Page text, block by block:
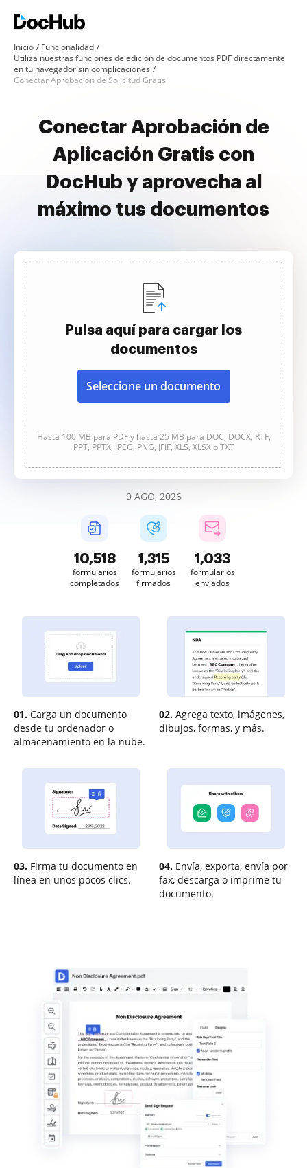
Inicio
Funcionalidad
Utiliza nuestras funciones de edición de documentos PDF directamente
en tu navegador sin complicaciones
Conectar Aprobación de Solicitud Gratis
Conectar Aprobación de
Aplicación Gratis con
DocHub y aprovecha al
máximo tus documentos
Pulsa aquí para cargar los
documentos
Seleccione un documento
Hasta 100 MB para PDF y hasta 25 MB para DOC, DOCX, RTF,
PPT, PPTX, JPEG, PNG, JFIF, XLS, XLSX o TXT
9 AGO, 2026
10,518
formularios
completados
1,315
formularios
firmados
1,033
formularios
enviados
01. Carga un documento
desde tu ordenador o
almacenamiento en la nube.
02. Agrega texto, imágenes,
dibujos, formas, y más.
03. Firma tu documento en
línea en unos pocos clics.
04. Envía, exporta, envía por
fax, descarga o imprime tu
documento.